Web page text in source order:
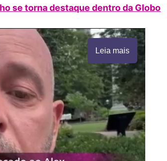
se torna destaque dentro da Globo
Leia mais